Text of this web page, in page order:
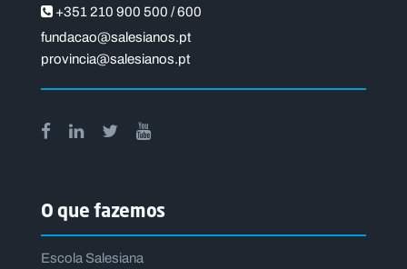
+351 210 900 500 / 600
fundacao@salesianos.pt
provincia@salesianos.pt
O que fazemos
Escola Salesiana